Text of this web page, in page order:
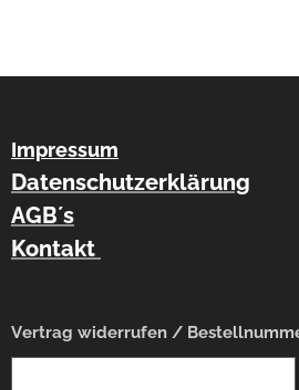
Impressum
Datenschutzerklärung
AGB´s
Kontakt
Vertrag widerrufen /